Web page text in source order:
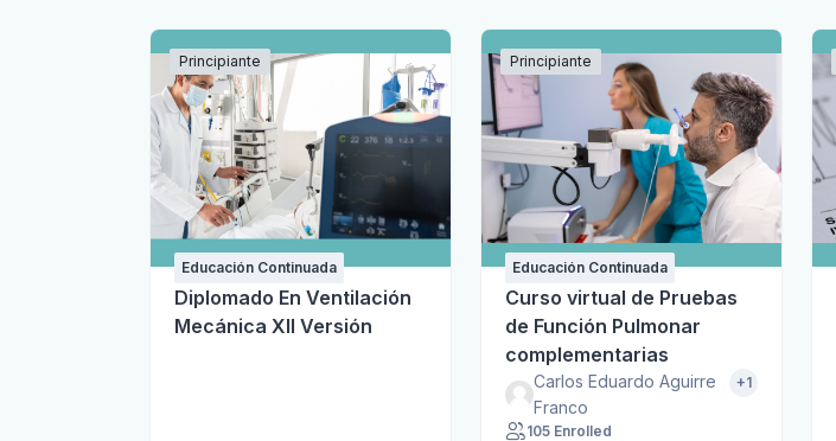
Principiante
Educación Continuada
Diplomado En Ventilación
Mecánica XII Versión
Principiante
Educación Continuada
Curso virtual de Pruebas
de Función Pulmonar
complementarias
Carlos Eduardo Aguirre
Franco
+1
105 Enrolled